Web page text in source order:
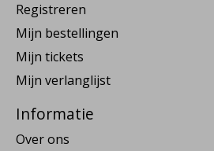
Registreren
Mijn bestellingen
Mijn tickets
Mijn verlanglijst
Informatie
Over ons